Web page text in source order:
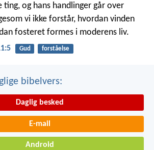
ting, og hans handlinger går over
vi ikke forstår, hvordan vinden
fosteret formes i moderens liv.
Gud forståelse
bibelvers:
Daglig besked
E-mail
Android